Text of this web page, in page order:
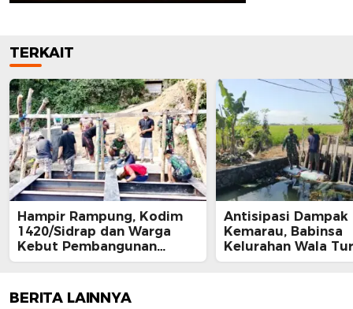
TERKAIT
Hampir Rampung, Kodim
1420/Sidrap dan Warga
Kebut Pembangunan
Jembatan Sungai Cendana
Antisipasi Dampak
Kemarau, Babinsa
Kelurahan Wala
Sawah Cek Irigasi
BERITA LAINNYA